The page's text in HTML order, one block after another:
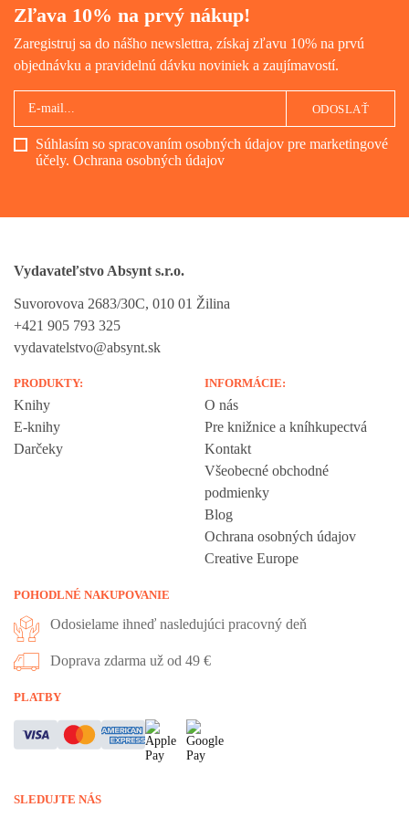
Zľava 10% na prvý nákup!
Zaregistruj sa do nášho newslettra, získaj zľavu 10% na prvú
objednávku a pravidelnú dávku noviniek a zaujímavostí.
Súhlasím so spracovaním osobných údajov pre marketingové
účely. Ochrana osobných údajov
ODOSLAŤ
Vydavateľstvo Absynt s.r.o.
Suvorovova 2683/30C, 010 01 Žilina
+421 905 793 325
vydavatelstvo@absynt.sk
PRODUKTY:
Knihy
E-knihy
Darčeky
INFORMÁCIE:
O nás
Pre knižnice a kníhkupectvá
Kontakt
Všeobecné obchodné
podmienky
Blog
Ochrana osobných údajov
Creative Europe
POHODLNÉ NAKUPOVANIE
Odosielame ihneď nasledujúci pracovný deň
Doprava zdarma už od 49 €
PLATBY
SLEDUJTE NÁS
Vážime si vaše súkromie
Táto stránka používa cookies, aby vám ponúkla skvelý zážitok z
prehliadania. Všetky dôležité informácie nájdete na stránke Cookies.
všetkých cookies, ktoré sa nachádzajú na tomto webe, môžete to